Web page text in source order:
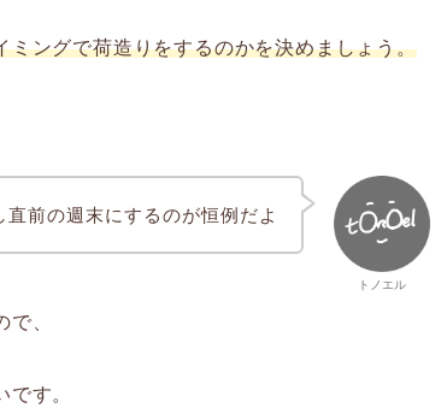
ングで荷造りをするのかを決めましょう。
トノエル
直前の週末にするのが恒例だよ
、
す。